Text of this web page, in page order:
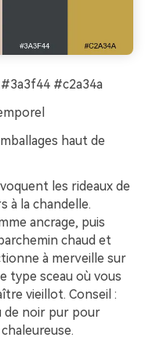
#c2a34a
haut de
les rideaux de
à la chandelle.
ancrage, puis
chaud et
à merveille sur
type sceau où vous
vieillot. Conseil :
de noir pur pour